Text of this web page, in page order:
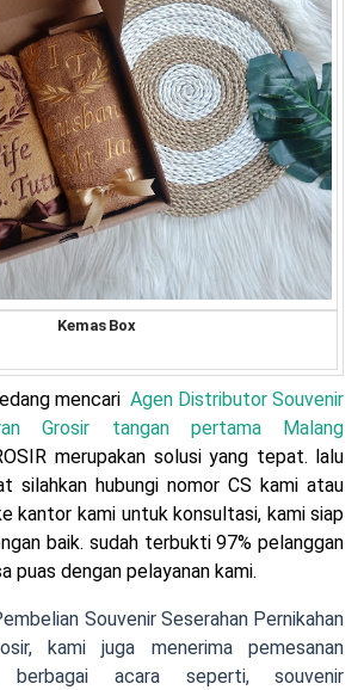
Kemas Box
mencari Agen Distributor Souvenir
Grosir tangan pertama Malang
merupakan solusi yang tepat. lalu
silahkan hubungi nomor CS kami atau
kantor kami untuk konsultasi, kami siap
baik. sudah terbukti 97% pelanggan
puas dengan pelayanan kami.
Souvenir Seserahan Pernikahan
kami juga menerima pemesanan
berbagai acara seperti,souvenir